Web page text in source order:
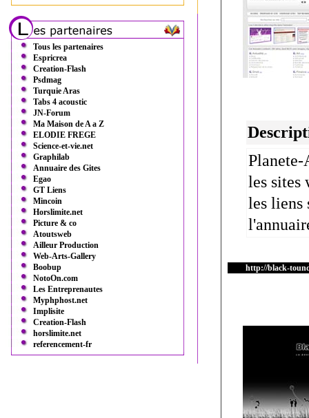
Tous les partenaires
Espricrea
Creation-Flash
Psdmag
Turquie Aras
Tabs 4 acoustic
JN-Forum
Ma Maison de A a Z
ELODIE FREGE
Science-et-vie.net
Graphilab
Annuaire des Gites
Egao
GT Liens
Mincoin
Horslimite.net
Picture & co
Atoutsweb
Ailleur Production
Web-Arts-Gallery
Boobup
NotoOn.com
Les Entreprenautes
Myphphost.net
Implisite
Creation-Flash
horslimite.net
referencement-fr
Planete-
les sites
les liens
http://black-